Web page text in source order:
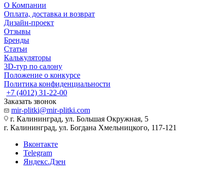
О Компании
Оплата, доставка и возврат
Дизайн-проект
Отзывы
Бренды
Статьи
Калькуляторы
3D-тур по салону
Положение о конкурсе
Политика конфиденциальности
+7 (4012) 31-22-00
Заказать звонок
mir-plitki@mir-plitki.com
г. Калининград, ул. Большая Окружная, 5
г. Калининград, ул. Богдана Хмельницкого, 117-121
Вконтакте
Telegram
Яндекс.Дзен